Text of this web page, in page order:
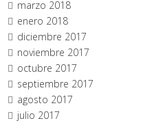
marzo 2018
enero 2018
diciembre 2017
noviembre 2017
octubre 2017
septiembre 2017
agosto 2017
julio 2017